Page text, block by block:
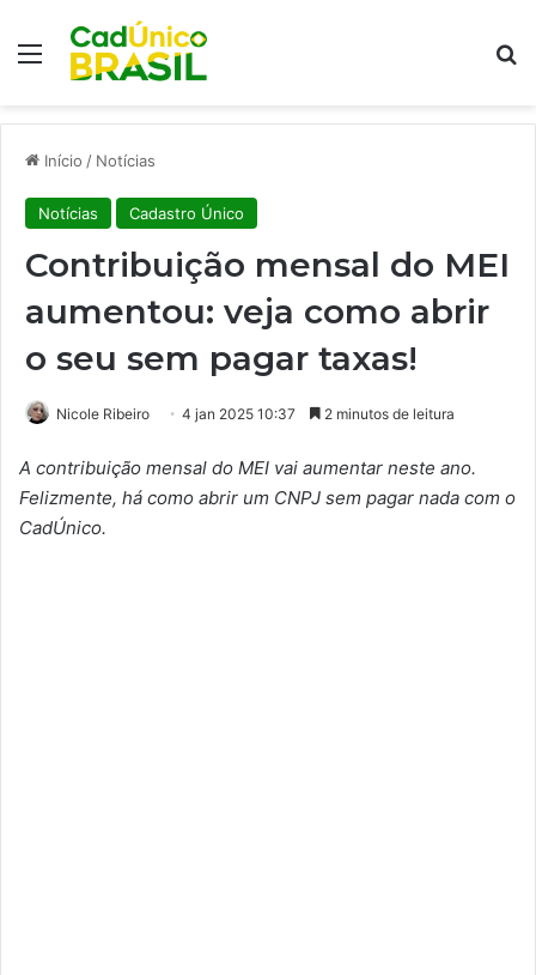
Menu
Início / Notícias
Notícias Cadastro Único
Contribuição mensal do MEI
aumentou: veja como abrir
o seu sem pagar taxas!
Nicole Ribeiro 4 jan 2025 10:37 2 minutos de leitura
A contribuição mensal do MEI vai aumentar neste ano.
Felizmente, há como abrir um CNPJ sem pagar nada com o
CadÚnico.